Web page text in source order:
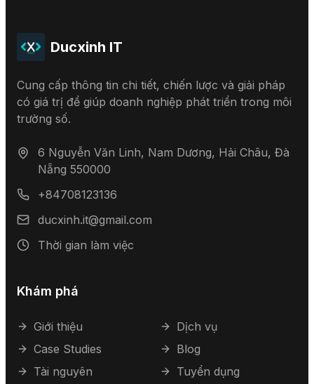
Ducxinh IT
Cung cấp thông tin chi tiết, chiến lược và giải pháp
có giá trị để giúp doanh nghiệp phát triển trong môi
trường số.
6 Nguyễn Văn Linh, Nam Dương, Hải Châu, Đà
Nẵng 550000
+84708123136
ducxinh.it@gmail.com
Thời gian làm việc
Khám phá
Giới thiệu
Dịch vụ
Case Studies
Blog
Tài nguyên
Tuyển dụng